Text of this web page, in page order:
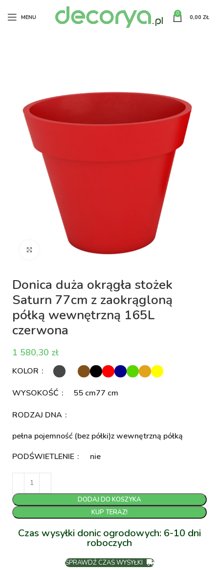
MENU
0
0,00 ZŁ
Kliknij aby powiększyć
Donica duża okrągła stożek
Saturn 77cm z zaokrągloną
półką wewnętrzną 165L
czerwona
zł
KOLOR
WYSOKOŚĆ 55 cm77 cm
RODZAJ DNA
pełna pojemność (bez półki)z wewnętrzną półką
PODŚWIETLENIE
nie
DODAJ DO KOSZYKA
KUP TERAZ!
Czas wysyłki donic ogrodowych: 6-10 dni
roboczych
SPRAWDŹ CZAS WYSYŁKI